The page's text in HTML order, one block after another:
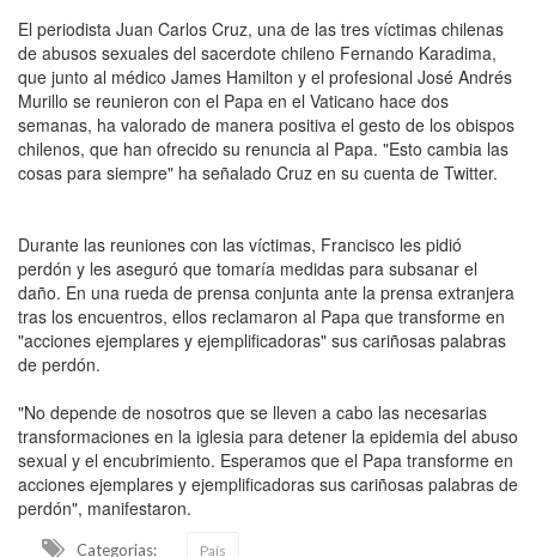
El periodista Juan Carlos Cruz, una de las tres víctimas chilenas
de abusos sexuales del sacerdote chileno Fernando Karadima,
que junto al médico James Hamilton y el profesional José Andrés
Murillo se reunieron con el Papa en el Vaticano hace dos
semanas, ha valorado de manera positiva el gesto de los obispos
chilenos, que han ofrecido su renuncia al Papa. "Esto cambia las
cosas para siempre" ha señalado Cruz en su cuenta de Twitter.
Durante las reuniones con las víctimas, Francisco les pidió
perdón y les aseguró que tomaría medidas para subsanar el
daño. En una rueda de prensa conjunta ante la prensa extranjera
tras los encuentros, ellos reclamaron al Papa que transforme en
"acciones ejemplares y ejemplificadoras" sus cariñosas palabras
de perdón.
"No depende de nosotros que se lleven a cabo las necesarias
transformaciones en la iglesia para detener la epidemia del abuso
sexual y el encubrimiento. Esperamos que el Papa transforme en
acciones ejemplares y ejemplificadoras sus cariñosas palabras de
perdón", manifestaron.
Categorias: País